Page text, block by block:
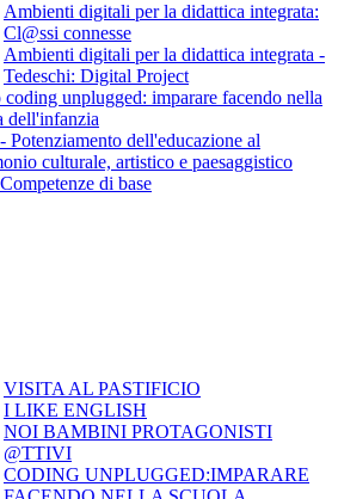
Ambienti digitali per la didattica integrata:
Cl@ssi connesse
Ambienti digitali per la didattica integrata -
Tedeschi: Digital Project
coding unplugged: imparare facendo nella
dell'infanzia
Potenziamento dell'educazione al
culturale, artistico e paesaggistico
di base
VISITA AL PASTIFICIO
I LIKE ENGLISH
NOI BAMBINI PROTAGONISTI
@TTIVI
CODING UNPLUGGED:IMPARARE